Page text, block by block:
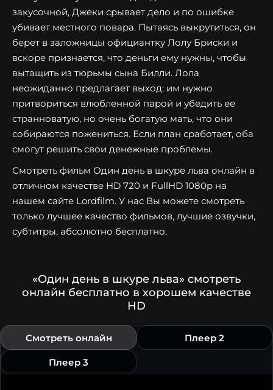
закусочной, Джеки срывает дело и по ошибке
убивает местного повара. Пытаясь выкрутиться, он
берет в заложницы официантку Лолу Бриски и
вскоре признается, что деньги ему нужны, чтобы
вытащить из тюрьмы сына Билли. Лола
неожиданно предлагает выход: им нужно
притвориться влюбленной парой и убедить ее
странноватую, но очень богатую мать, что они
собираются пожениться. Если план сработает, оба
смогут решить свои денежные проблемы.
Смотреть фильм Один день в шкуре льва онлайн в
отличном качестве HD 720 и FullHD 1080p на
нашем сайте Lordfilm. У нас Вы можете смотреть
только лучшее качество фильмов, лучшие озвучки,
субтитры, абсолютно бесплатно.
«Один день в шкуре льва» смотреть
онлайн бесплатно в хорошем качестве
HD
Смотреть онлайн Плеер 2
Плеер 3